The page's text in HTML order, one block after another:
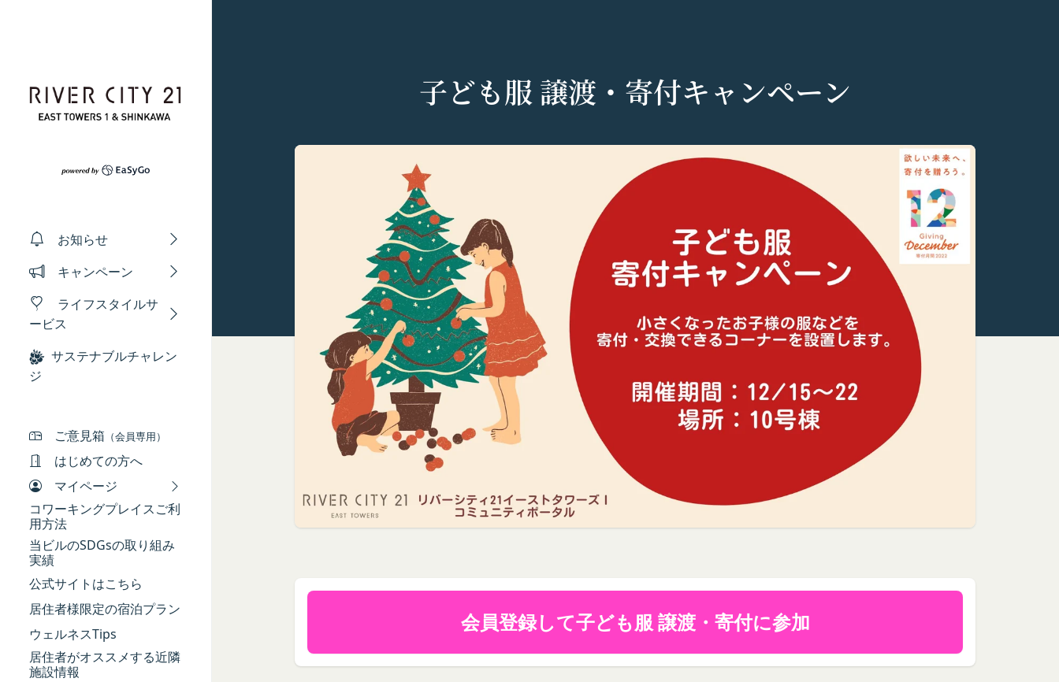
お知らせ
キャンペーン
ライフスタイルサ
ービス
サステナブルチャレン
ジ
ご意見箱 （会員専用）
はじめての方へ
マイページ
コワーキングプレイスご利
用方法
当ビルのSDGsの取り組み
実績
公式サイトはこちら
居住者様限定の宿泊プラン
ウェルネスTips
居住者がオススメする近隣
施設情報
子ども服 譲渡・寄付キャンペーン
会員登録して子ども服 譲渡・寄付に参加
株式会社GOYOH（以下「当社」といいます。）は、当社が運営する各サービスにおいて、個人情報の保護に関す
る法律、その他関連する法令等を遵守するとともに、以下の方針に沿ってお客様からお預かりした情報を取り扱
い、正確性および機密性の保持に努めます。
本文中の用語の定義は、個人情報保護法および関連法令によります。
当社が取得する情報および取得方法
お客様から直接取得する情報
当社は、お客様が当社のサービスの登録手続を行う場合、以下の情報（以下「お客様情報」といいます。）をご提
供いただく場合があります。
氏名、生年月日、性別、職業等プロフィールに関する情報
メールアドレス、電話番号、住所等連絡先に関する情報
アカウントへのアクセス者の本人確認に必要なパスワード等のその他の情報
入力フォームその他当社が定める方法を通じてお客様が入力または送信する情報
お客様が、端末または携帯端末上で当社のサービスを利用する場合、当社は、端末識別子およびIPアドレスを取得
お客様が、端末または携帯端末上で当社のサービスを利用し、そこで位置情報を提供することを認めた場合、当社
は、お客様の位置情報を取得することがあります。通常はお客様のブラウザや端末の設定により無効にすることが
できますが、無効にした場合には当社のサービスの一部が利用できなくなくなることがあります。
お客様のアクションに関する情報
株式会社GOYOHが運営するコミュニティポータルサイトサービス（以下「本サービス」といいます。）のご利用
規約（以下「本規約」といいます。）を下記の通り定めます。
本サービスをご利用される方は、ご登録される前に本規約を必ずお読みになり、本規約に同意いただく必要があり
第1条（定義）
本規約において、次の各号に掲げる用語の意義は、当該各号に定めるところによるものとします。
当社が提供するコミュニティポータルサイト及び連携により利用できるすべてのサービスをいいます。
本利用規約に基づく利用契約を当社と締結している方をいいます。
本利用規約に基づき、契約者が本サービスの利用を認めた特定の法人、団体、個人の第三者をいいます。なお、利
用者は契約者の事業のために本サービスを利用されているものとみなします。
本規約の内容の全てを承認いただいた上、本サービス所定の手続きに従い会員登録を申請し、当社がこれを承認し
本サービスの利用を希望する法人、団体、個人をいいます。
第4条に規定する方法に従って、登録希望者が行う本サービスの利用登録をいいます。
「登録情報」
登録希望者及び利用者が会員登録時に登録した当社が定める情報、本サービス利用中に当社が必要と判断して登録
Amazon.co.jpで使えるデジタル商品券です。
会員情報に登録されているメールアドレス宛にギフト券番号を贈ります。
有効期限は発行から10年です。
ギフト券を適用する方法:
メールに記載されたギフト券番号をご用意ください。
ギフト券を適用するに移動します。
ギフト券番号を入力し、 ここに適用を選択します。
Amazonギフト券の利用方法に関しましては、Amazon のカスタマーサポート(0120-999-373 / 24時間対応) までお問い合わせく
ださい。Amazonギフト券細則については、 をご確認ください。